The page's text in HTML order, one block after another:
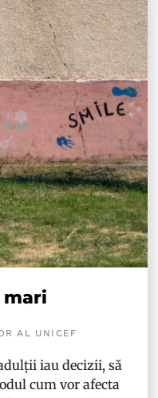
AL UNICEF
iau decizii, să
cum vor afecta